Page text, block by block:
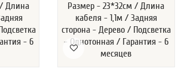
Длина
- 6
Размер - 23*32см / Длина
кабеля - 1,1м / Задняя
сторона - Дерево / Подсветка
- Однотонная / Гарантия - 6
месяцев